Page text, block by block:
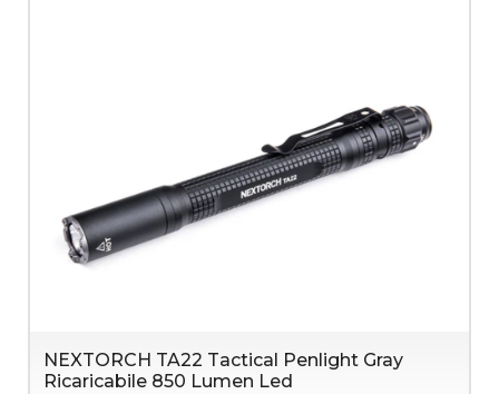
NEXTORCH TA22 Tactical Penlight Gray
Ricaricabile 850 Lumen Led